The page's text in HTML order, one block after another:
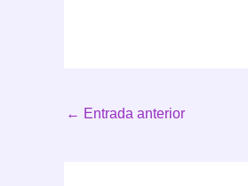
← Entrada anterior